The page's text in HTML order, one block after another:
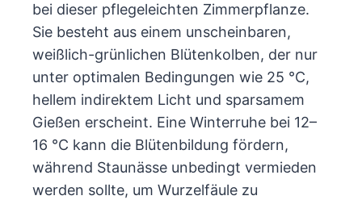
bei dieser pflegeleichten Zimmerpflanze.
Sie besteht aus einem unscheinbaren,
weißlich-grünlichen Blütenkolben, der nur
unter optimalen Bedingungen wie 25 °C,
hellem indirektem Licht und sparsamem
Gießen erscheint. Eine Winterruhe bei 12–
16 °C kann die Blütenbildung fördern,
während Staunässe unbedingt vermieden
werden sollte, um Wurzelfäule zu